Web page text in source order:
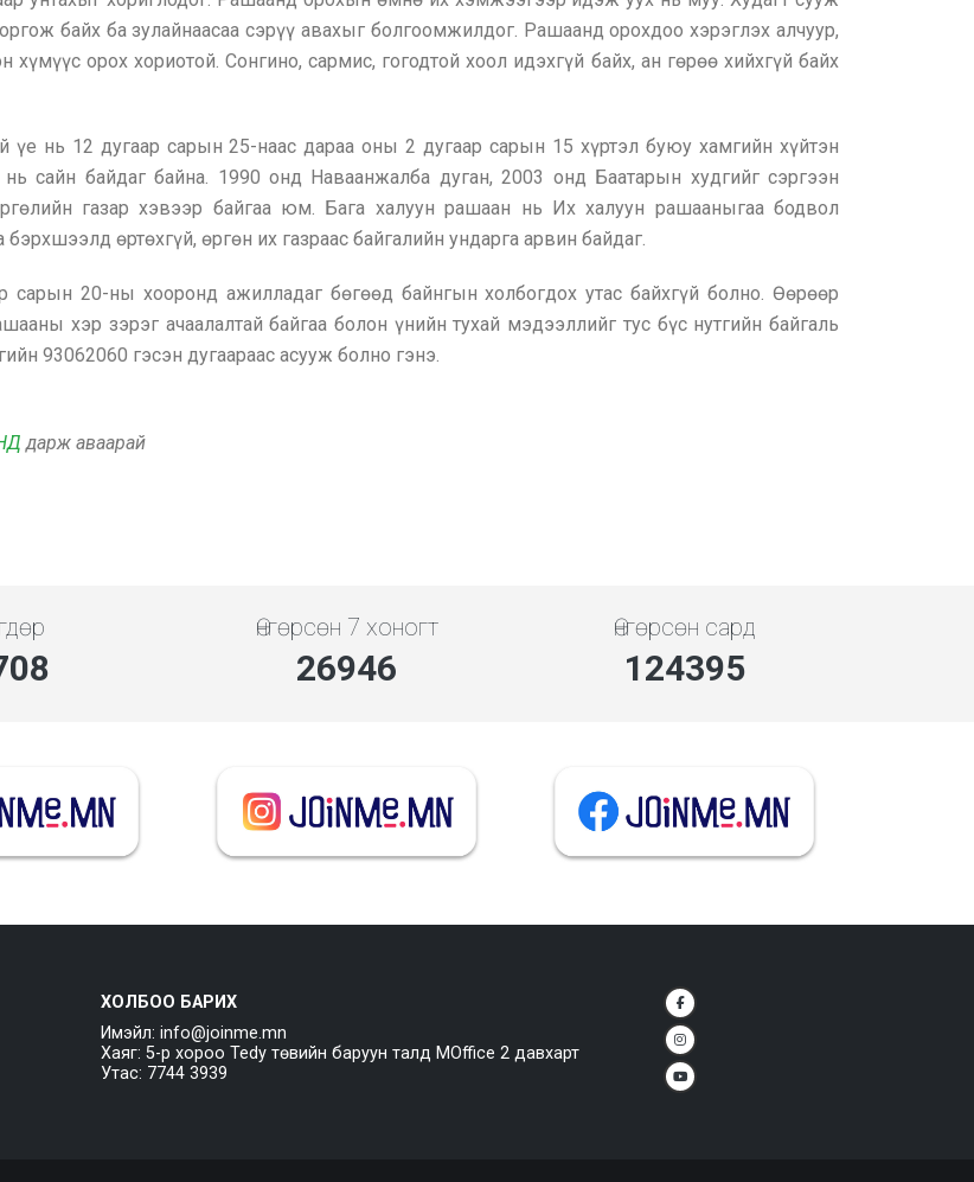
байх ба зулайнаасаа сэрүү авахыг болгоомжилдог. Рашаанд орохдоо хэрэглэх алчуур,
орох хориотой. Сонгино, сармис, гогодтой хоол идэхгүй байх, ан гөрөө хийхгүй байх
нь 12 дугаар сарын 25-наас дараа оны 2 дугаар сарын 15 хүртэл буюу хамгийн хүйтэн
сайн байдаг байна. 1990 онд Наваанжалба дуган, 2003 онд Баатарын худгийг сэргээн
газар хэвээр байгаа юм. Бага халуун рашаан нь Их халуун рашааныгаа бодвол
өртөхгүй, өргөн их газраас байгалийн ундарга арвин байдаг.
20-ны хооронд ажилладаг бөгөөд байнгын холбогдох утас байхгүй болно. Өөрөөр
хэр зэрэг ачаалалтай байгаа болон үнийн тухай мэдээллийг тус бүс нутгийн байгаль
93062060 гэсэн дугаараас асууж болно гэнэ.
дарж аваарай
Өнгөрсөн 7 хоногт
31092
Өнгөрсөн сард
143533
ХОЛБОО БАРИХ
Имэйл: info@joinme.mn
Хаяг: 5-р хороо Tedy төвийн баруун талд MOffice 2 давхарт
Утас: 7744 3939